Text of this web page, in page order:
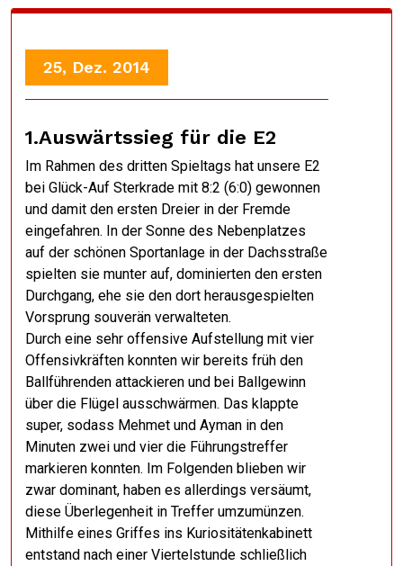
25, Dez. 2014
1.Auswärtssieg für die E2
Im Rahmen des dritten Spieltags hat unsere E2
bei Glück-Auf Sterkrade mit 8:2 (6:0) gewonnen
und damit den ersten Dreier in der Fremde
eingefahren. In der Sonne des Nebenplatzes
auf der schönen Sportanlage in der Dachsstraße
spielten sie munter auf, dominierten den ersten
Durchgang, ehe sie den dort herausgespielten
Vorsprung souverän verwalteten.
Durch eine sehr offensive Aufstellung mit vier
Offensivkräften konnten wir bereits früh den
Ballführenden attackieren und bei Ballgewinn
über die Flügel ausschwärmen. Das klappte
super, sodass Mehmet und Ayman in den
Minuten zwei und vier die Führungstreffer
markieren konnten. Im Folgenden blieben wir
zwar dominant, haben es allerdings versäumt,
diese Überlegenheit in Treffer umzumünzen.
Mithilfe eines Griffes ins Kuriositätenkabinett
entstand nach einer Viertelstunde schließlich